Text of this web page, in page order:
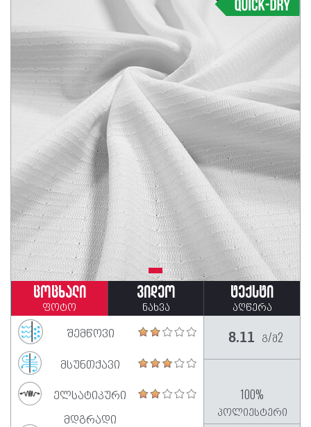
ცოცხალი
ფოტო
ვიდეო
ნახვა
ტექსტი
აღწერა
შემწოვი
მსუნთქავი
ელსატიკური
მდგრადი
8.11 გ/მ2
100%
პოლიესტერი